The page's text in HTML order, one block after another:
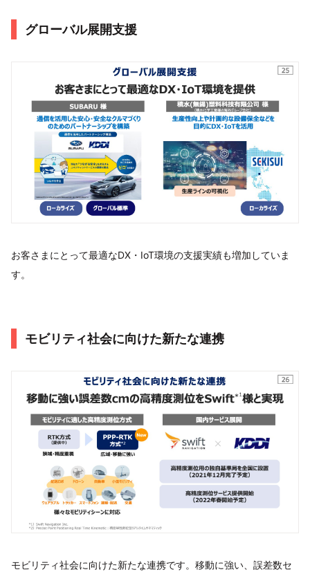
グローバル展開支援
お客さまにとって最適なDX・IoT環境の支援実績も増加していま
す。
モビリティ社会に向けた新たな連携
モビリティ社会に向けた新たな連携です。移動に強い、誤差数セ